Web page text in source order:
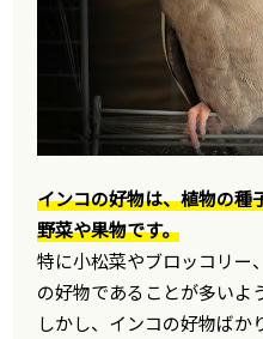
インコの好物は、植物の種
野菜や果物です。
特に小松菜やブロッコリー
の好物であることが多いよ
しかし、インコの好物ばか